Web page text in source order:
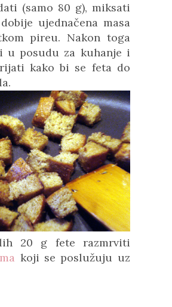
(samo 80 g), miksati
ujednačena masa
pireu. Nakon toga
u posudu za kuhanje i
kako bi se feta do
20 g fete razmrviti
koji se poslužuju uz